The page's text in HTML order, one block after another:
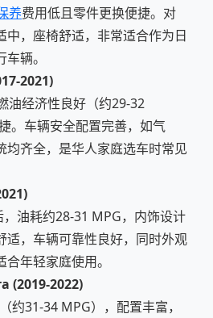
养费用低且零件更换便捷。对
中，座椅舒适，非常适合作为日
辆。
2021)
油经济性良好（约29-32
。车辆安全配置完善，如气
均齐全，是华人家庭选车时常见
油耗约28-31 MPG，内饰设计
适，车辆可靠性良好，同时外观
年轻家庭使用。
(2019-2022)
约31-34 MPG），配置丰富，